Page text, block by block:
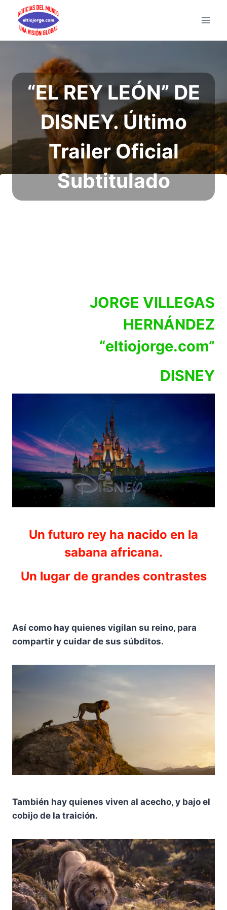
Saltar
contenido
“EL REY LEÓN” DE
DISNEY. Último
Trailer Oficial
Subtitulado
JORGE VILLEGAS
HERNÁNDEZ
“eltiojorge.com”
DISNEY
Un futuro rey ha nacido en la
sabana africana.
Un lugar de grandes contrastes
Así como hay quienes vigilan su reino, para
compartir y cuidar de sus súbditos.
También hay quienes viven al acecho, y bajo el
cobijo de la traición.